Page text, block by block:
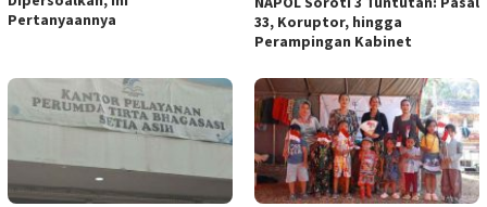
Pertanyaannya
33, Koruptor, hingga
Perampingan Kabinet